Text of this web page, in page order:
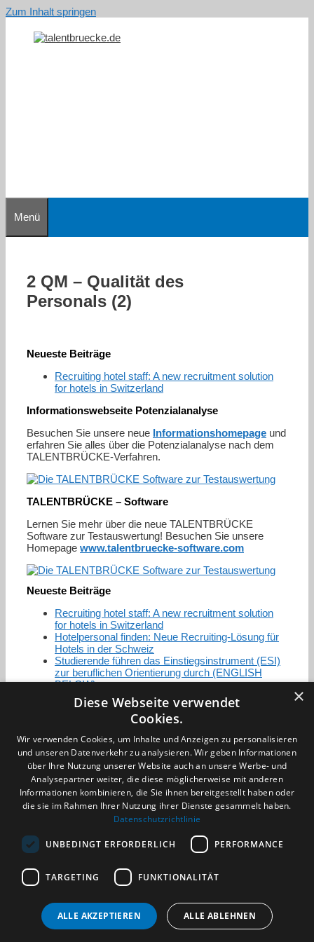
Zum Inhalt springen
Menü
2 QM – Qualität des
Personals (2)
Neueste Beiträge
Recruiting hotel staff: A new recruitment solution
for hotels in Switzerland
Informationswebseite Potenzialanalyse
Besuchen Sie unsere neue Informationshomepage und
erfahren Sie alles über die Potenzialanalyse nach dem
TALENTBRÜCKE-Verfahren.
TALENTBRÜCKE – Software
Lernen Sie mehr über die neue TALENTBRÜCKE
Software zur Testauswertung! Besuchen Sie unsere
Homepage www.talentbruecke-software.com
Neueste Beiträge
Recruiting hotel staff: A new recruitment solution
for hotels in Switzerland
Hotelpersonal finden: Neue Recruiting-Lösung für
Hotels in der Schweiz
Studierende führen das Einstiegsinstrument (ESI)
zur beruflichen Orientierung durch (ENGLISH
BELOW)
Zertifizierung / Mitgliedschaften
Datenschutzerklärung
Benachrichtigungsservice
Kontakt und Anfahrt
×
Diese Webseite verwendet
Cookies.
Wir verwenden Cookies, um Inhalte und Anzeigen zu personalisieren
und unseren Datenverkehr zu analysieren. Wir geben Informationen
über Ihre Nutzung unserer Website auch an unsere Werbe- und
Analysepartner weiter, die diese möglicherweise mit anderen
Informationen kombinieren, die Sie ihnen bereitgestellt haben oder
die sie im Rahmen Ihrer Nutzung ihrer Dienste gesammelt haben.
Datenschutzrichtlinie
UNBEDINGT ERFORDERLICH PERFORMANCE
TARGETING FUNKTIONALITÄT
ALLE AKZEPTIEREN ALLE ABLEHNEN